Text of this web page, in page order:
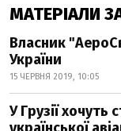
МАТЕРІАЛИ
Власник
України
15 ЧЕРВНЯ 2019, 10:05
У Грузії хочуть